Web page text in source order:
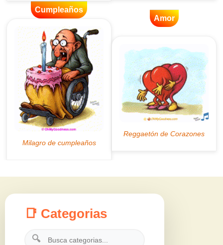
Cumpleaños
Amor
📑 Categorias
🔍